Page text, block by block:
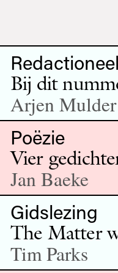
Redactioneel
Bij dit
Arjen Mulder
Poëzie
Vier
Jan Baeke
Gidslezing
The Matter
Tim Parks